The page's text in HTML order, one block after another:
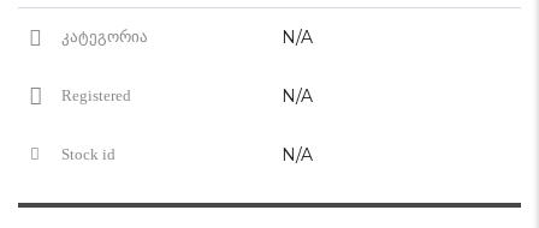
კატეგორია N/A
Registered N/A
Stock id N/A